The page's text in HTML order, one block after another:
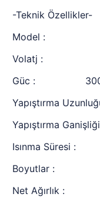
-Teknik Özellikler-
Model :
Volatj :
Güc : 300
Yapıştırma
Yapıştırma
Isınma Süresi :
Boyutlar :
Net Ağırlık :